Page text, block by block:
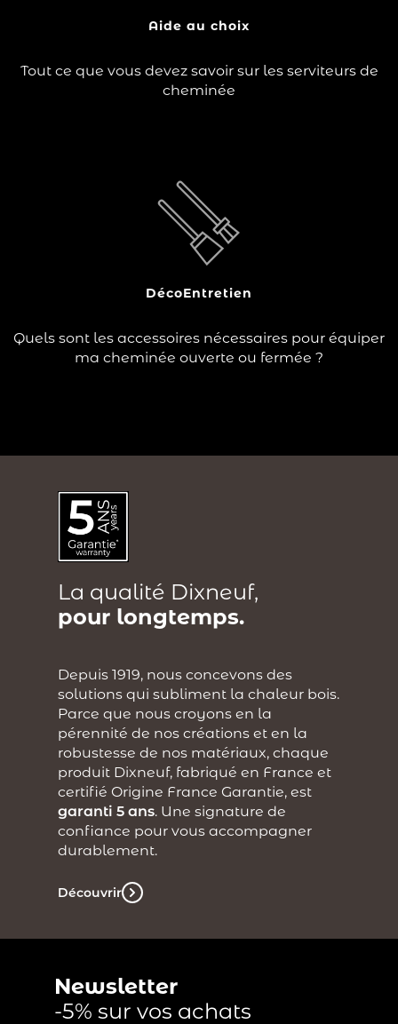
Aide au choix
Tout ce que vous devez savoir sur les serviteurs de
cheminée
d’une pelle, d’une…
DécoEntretien
Quels sont les accessoires nécessaires pour équiper
ma cheminée ouverte ou fermée ?
accessoires de cheminée
ont plusieurs fonctions.
Ils permettent soit d’entretenir la flamme, de protéger
votre coin feu ou de ranger votre combustible.
Ce sont également des éléments décoratifs qui
harmonisent…
La qualité Dixneuf,
pour longtemps.
Depuis 1919, nous concevons des
solutions qui subliment la chaleur bois.
Parce que nous croyons en la
pérennité de nos créations et en la
robustesse de nos matériaux, chaque
produit Dixneuf, fabriqué en France et
certifié Origine France Garantie, est
garanti 5 ans. Une signature de
confiance pour vous accompagner
durablement.
Découvrir
Newsletter
-5% sur vos achats